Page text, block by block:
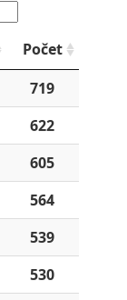
Počet
719
622
605
564
539
530